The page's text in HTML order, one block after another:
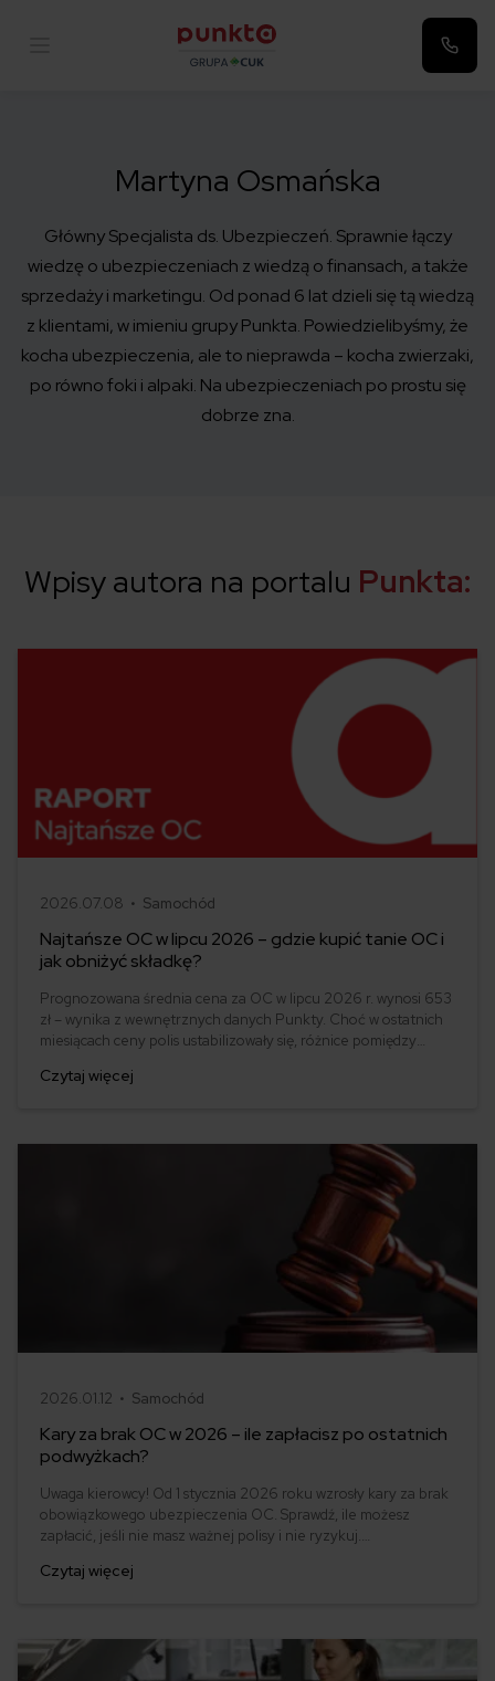
Martyna Osmańska
Główny Specjalista ds. Ubezpieczeń. Sprawnie łączy
wiedzę o ubezpieczeniach z wiedzą o finansach, a także
sprzedaży i marketingu. Od ponad 6 lat dzieli się tą wiedzą
z klientami, w imieniu grupy Punkta. Powiedzielibyśmy, że
kocha ubezpieczenia, ale to nieprawda – kocha zwierzaki,
po równo foki i alpaki. Na ubezpieczeniach po prostu się
dobrze zna.
Wpisy autora na portalu Punkta:
2026.07.08 • Samochód
Najtańsze OC w lipcu 2026 – gdzie kupić tanie OC i
jak obniżyć składkę?
Prognozowana średnia cena za OC w lipcu 2026 r. wynosi 653
zł – wynika z wewnętrznych danych Punkty. Choć w ostatnich
miesiącach ceny polis ustabilizowały się, różnice pomiędzy
nieco ponad 500 zł, inni – więcej niż 1500 zł. Gdzie znaleźć
z rynku.
Czytaj więcej
2026.01.12 • Samochód
Kary za brak OC w 2026 – ile zapłacisz po ostatnich
podwyżkach?
Uwaga kierowcy! Od 1 stycznia 2026 roku wzrosły kary za brak
obowiązkowego ubezpieczenia OC. Sprawdź, ile możesz
zapłacić, jeśli nie masz ważnej polisy i nie ryzykuj.
Ciebie i innych uczestników ruchu drogowego.
Czytaj więcej